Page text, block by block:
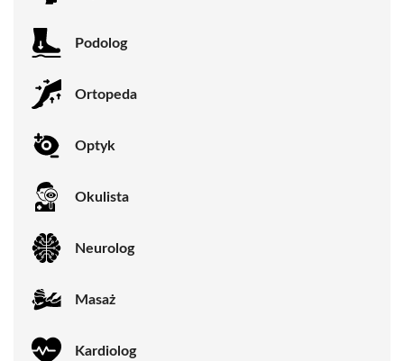
Podolog
Ortopeda
Optyk
Okulista
Neurolog
Masaż
Kardiolog